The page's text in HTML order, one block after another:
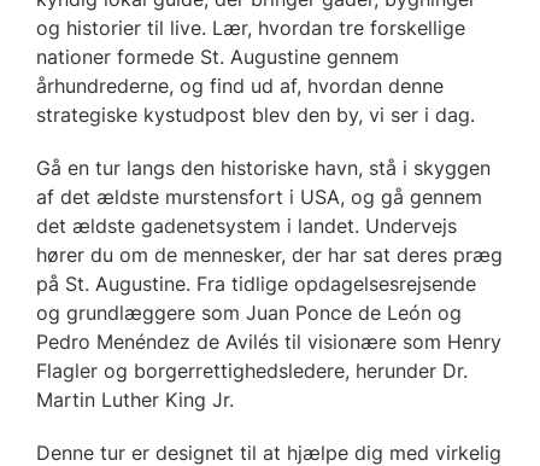
og historier til live. Lær, hvordan tre forskellige
nationer formede St. Augustine gennem
århundrederne, og find ud af, hvordan denne
strategiske kystudpost blev den by, vi ser i dag.
Gå en tur langs den historiske havn, stå i skyggen
af det ældste murstensfort i USA, og gå gennem
det ældste gadenetsystem i landet. Undervejs
hører du om de mennesker, der har sat deres præg
på St. Augustine. Fra tidlige opdagelsesrejsende
og grundlæggere som Juan Ponce de León og
Pedro Menéndez de Avilés til visionære som Henry
Flagler og borgerrettighedsledere, herunder Dr.
Martin Luther King Jr.
Denne tur er designet til at hjælpe dig med virkelig